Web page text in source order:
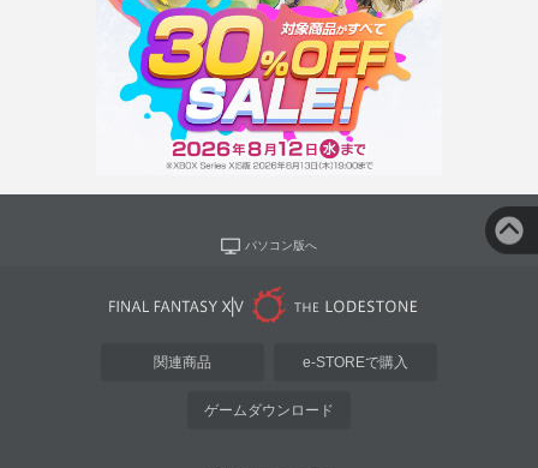
パソコン版へ
関連商品 e-STOREで購入
ゲームダウンロード